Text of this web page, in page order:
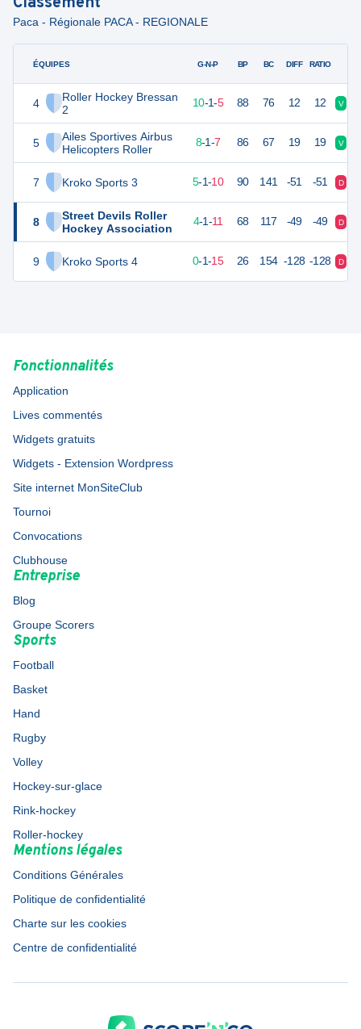
Paca - Régionale PACA - REGIONALE
ÉQUIPES
4
Roller Hockey Bressan
2
5
Ailes Sportives Airbus
Helicopters Roller
7 Kroko Sports 3
8
Street Devils Roller
Hockey Association
9 Kroko Sports 4
G-N-P BP BC DIFF RATIO
31 16 10-1-5 88 76 12 12 V
25 16 8-1-7 86 67 19 19 V
5-1-10 90 141 -51 -51 D
9 4-1-11 68 117 -49 -49 D
0-1-15 26 154 -128 -128 D
Fonctionnalités
Application
Lives commentés
Widgets gratuits
Widgets - Extension Wordpress
Site internet MonSiteClub
Tournoi
Convocations
Clubhouse
Entreprise
Blog
Groupe Scorers
Sports
Football
Basket
Hand
Rugby
Volley
Hockey-sur-glace
Rink-hockey
Roller-hockey
Mentions légales
Conditions Générales
Politique de confidentialité
Charte sur les cookies
Centre de confidentialité